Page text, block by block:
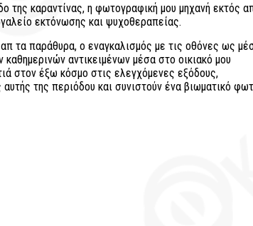
της καραντίνας, η φωτογραφική μου μηχανή εκτός
εκτόνωσης και ψυχοθεραπείας.
τα παράθυρα, ο εναγκαλισμός με τις οθόνες ως
αντικειμένων μέσα στο οικιακό μου
στον έξω κόσμο στις ελεγχόμενες εξόδους,
της περιόδου και συνιστούν ένα βιωματικό